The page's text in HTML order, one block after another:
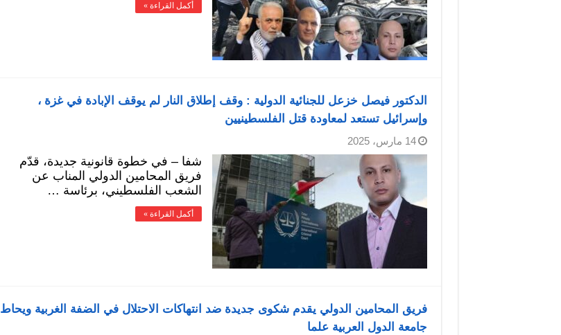
أكمل القراءة »
الدكتور فيصل خزعل للجنائية الدولية : وقف إطلاق النار لم يوقف الإبادة في غزة ،
وإسرائيل تستعد لمعاودة قتل الفلسطينيين
14 مارس، 2025
شفا – في خطوة قانونية جديدة، قدّم
فريق المحامين الدولي المناب عن
الشعب الفلسطيني، برئاسة …
أكمل القراءة »
فريق المحامين الدولي يقدم شكوى جديدة ضد انتهاكات الاحتلال في الضفة الغربية ويحاط
جامعة الدول العربية علما